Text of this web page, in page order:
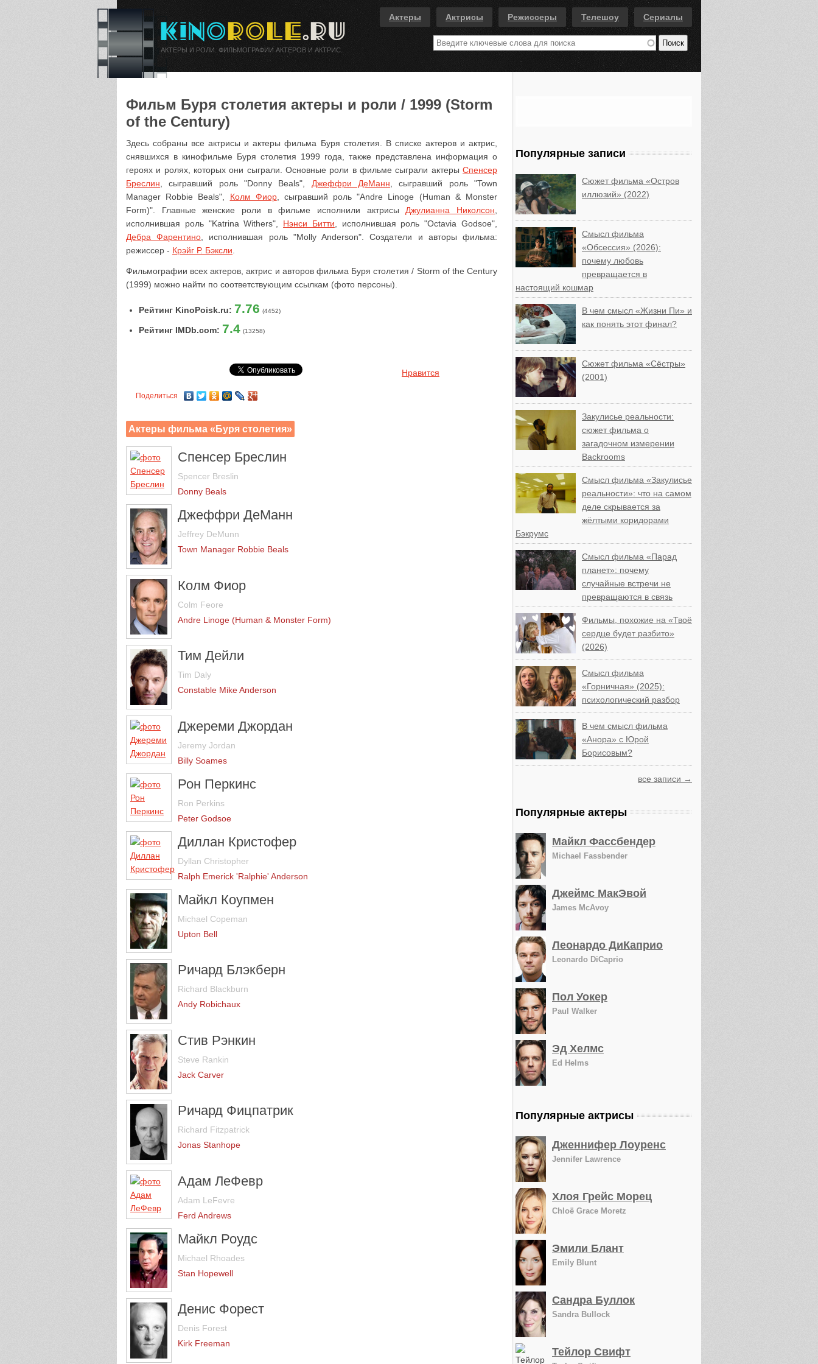
Актеры Актрисы Режиссеры Телешоу Сериалы
Фильм Буря столетия актеры и роли / 1999 (Storm
of the Century)
Здесь собраны все актрисы и актеры фильма Буря столетия. В списке актеров и актрис,
снявшихся в кинофильме Буря столетия 1999 года, также представлена информация о
героях и ролях, которых они сыграли. Основные роли в фильме сыграли актеры Спенсер
Бреслин , сыгравший роль "Donny Beals", Джеффри ДеМанн , сыгравший роль "Town
Manager Robbie Beals", Колм Фиор, сыгравший роль "Andre Linoge (Human & Monster
Form)". Главные женские роли в фильме исполнили актрисы Джулианна Николсон
исполнившая роль "Katrina Withers", Нэнси Битти , исполнившая роль "Octavia Godsoe",
Дебра Фарентино , исполнившая роль "Molly Anderson". Создатели и авторы фильма:
режиссер - Крэйг Р. Бэксли
Фильмографии всех актеров, актрис и авторов фильма Буря столетия / Storm of the Century
(1999) можно найти по соответствующим ссылкам (фото персоны).
Рейтинг KinoPoisk.ru: 7.76 (4452)
Рейтинг IMDb.com: 7.4 (13258)
Нравится
Поделиться
Актеры фильма «Буря столетия»
Спенсер Бреслин
Spencer Breslin
Donny Beals
Джеффри ДеМанн
Jeffrey DeMunn
Town Manager Robbie Beals
Колм Фиор
Colm Feore
Andre Linoge (Human & Monster Form)
Тим Дейли
Tim Daly
Constable Mike Anderson
Джереми Джордан
Jeremy Jordan
Billy Soames
Рон Перкинс
Ron Perkins
Peter Godsoe
Диллан Кристофер
Dyllan Christopher
Ralph Emerick 'Ralphie' Anderson
Майкл Коупмен
Michael Copeman
Upton Bell
Ричард Блэкберн
Richard Blackburn
Andy Robichaux
Стив Рэнкин
Steve Rankin
Jack Carver
Ричард Фицпатрик
Richard Fitzpatrick
Jonas Stanhope
Адам ЛеФевр
Adam LeFevre
Ferd Andrews
Майкл Роудс
Michael Rhoades
Stan Hopewell
Денис Форест
Denis Forest
Kirk Freeman
Популярные записи
Сюжет фильма «Остров
иллюзий» (2022)
Смысл фильма
«Обсессия» (2026):
почему любовь
превращается в
настоящий кошмар
В чем смысл «Жизни Пи» и
как понять этот финал?
Сюжет фильма «Сёстры»
(2001)
Закулисье реальности:
сюжет фильма о
загадочном измерении
Backrooms
Смысл фильма «Закулисье
реальности»: что на самом
деле скрывается за
жёлтыми коридорами
Бэкрумс
Смысл фильма «Парад
планет»: почему
случайные встречи не
превращаются в связь
Фильмы, похожие на «Твоё
сердце будет разбито»
(2026)
Смысл фильма
«Горничная» (2025):
психологический разбор
В чем смысл фильма
«Анора» с Юрой
Борисовым?
все записи →
Популярные актеры
Майкл Фассбендер
Michael Fassbender
Джеймс МакЭвой
James McAvoy
Леонардо ДиКаприо
Leonardo DiCaprio
Пол Уокер
Paul Walker
Эд Хелмс
Ed Helms
Популярные актрисы
Дженнифер Лоуренс
Jennifer Lawrence
Хлоя Грейс Морец
Chloë Grace Moretz
Эмили Блант
Emily Blunt
Сандра Буллок
Sandra Bullock
Тейлор Свифт
АКТЕРЫ И РОЛИ. ФИЛЬМОГРАФИИ АКТЕРОВ И АКТРИС.